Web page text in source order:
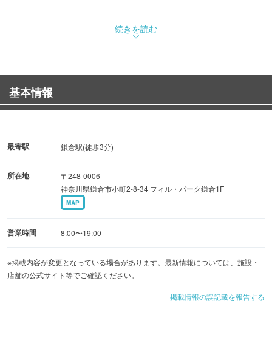
※2026年5月29日（金）オープン
続きを読む
基本情報
最寄駅 鎌倉駅(徒歩3分)
所在地
〒248-0006
神奈川県鎌倉市小町2-8-34 フィル・パーク鎌倉1F
MAP
営業時間 8:00〜19:00
※掲載内容が変更となっている場合があります。最新情報については、施設・
店舗の公式サイト等でご確認ください。
掲載情報の誤記載を報告する